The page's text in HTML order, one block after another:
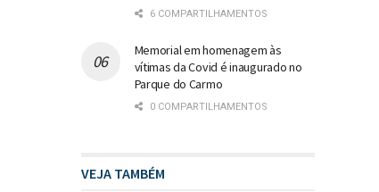
6 COMPARTILHAMENTOS
Memorial em homenagem às
vítimas da Covid é inaugurado no
Parque do Carmo
0 COMPARTILHAMENTOS
VEJA TAMBÉM